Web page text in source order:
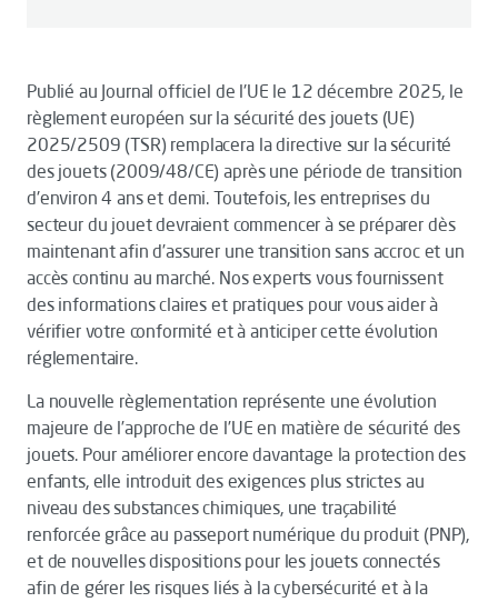
Publié au Journal officiel de l'UE le 12 décembre 2025, le
règlement européen sur la sécurité des jouets (UE)
2025/2509 (TSR) remplacera la directive sur la sécurité
des jouets (2009/48/CE) après une période de transition
d'environ 4 ans et demi. Toutefois, les entreprises du
secteur du jouet devraient commencer à se préparer dès
maintenant afin d’assurer une transition sans accroc et un
accès continu au marché. Nos experts vous fournissent
des informations claires et pratiques pour vous aider à
vérifier votre conformité et à anticiper cette évolution
réglementaire.
La nouvelle règlementation représente une évolution
majeure de l’approche de l’UE en matière de sécurité des
jouets. Pour améliorer encore davantage la protection des
enfants, elle introduit des exigences plus strictes au
niveau des substances chimiques, une traçabilité
renforcée grâce au passeport numérique du produit (PNP),
et de nouvelles dispositions pour les jouets connectés
afin de gérer les risques liés à la cybersécurité et à la